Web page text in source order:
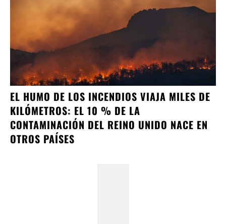
EL HUMO DE LOS INCENDIOS VIAJA MILES DE
KILÓMETROS: EL 10 % DE LA
CONTAMINACIÓN DEL REINO UNIDO NACE EN
OTROS PAÍSES